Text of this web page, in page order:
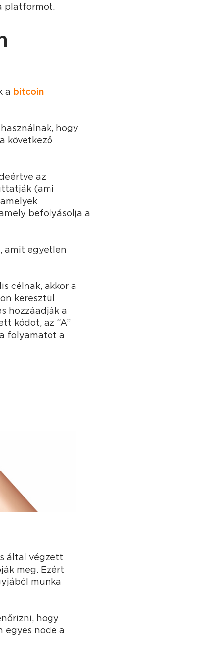
platformot.
a bitcoin
hogy
következő
az
(ami
befolyásolja a
amit egyetlen
célnak, akkor a
keresztül
hozzáadják a
kódot, az “A”
folyamatot a
által végzett
meg. Ezért
munka
hogy
egyes node a